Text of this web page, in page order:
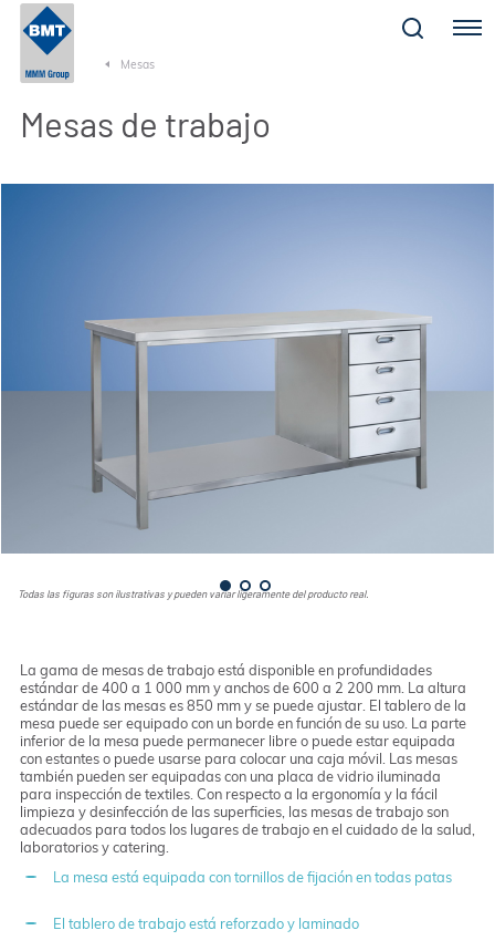
Menu
Mesas
Mesas de trabajo
Todas las figuras son ilustrativas y pueden variar ligeramente del producto real.
La gama de mesas de trabajo está disponible en profundidades
estándar de 400 a 1 000 mm y anchos de 600 a 2 200 mm. La altura
estándar de las mesas es 850 mm y se puede ajustar. El tablero de la
mesa puede ser equipado con un borde en función de su uso. La parte
inferior de la mesa puede permanecer libre o puede estar equipada
con estantes o puede usarse para colocar una caja móvil. Las mesas
también pueden ser equipadas con una placa de vidrio iluminada
para inspección de textiles. Con respecto a la ergonomía y la fácil
limpieza y desinfección de las superficies, las mesas de trabajo son
adecuados para todos los lugares de trabajo en el cuidado de la salud,
laboratorios y catering.
La mesa está equipada con tornillos de fijación en todas patas
El tablero de trabajo está reforzado y laminado